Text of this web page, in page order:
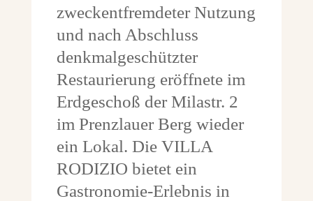
zweckentfremdeter Nutzung
und nach Abschluss
denkmalgeschützter
Restaurierung eröffnete im
Erdgeschoß der Milastr. 2
im Prenzlauer Berg wieder
ein Lokal. Die VILLA
RODIZIO bietet ein
Gastronomie-Erlebnis in